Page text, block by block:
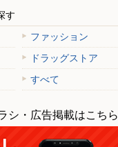
す
ファッション
ドラッグストア
すべて
シ・広告掲載はこちら